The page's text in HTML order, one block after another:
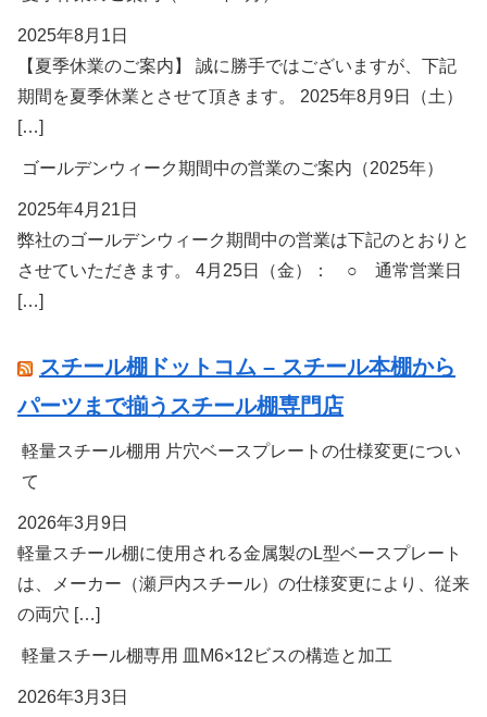
2025年8月1日
【夏季休業のご案内】 誠に勝手ではございますが、下記
期間を夏季休業とさせて頂きます。 2025年8月9日（土）
[…]
ゴールデンウィーク期間中の営業のご案内（2025年）
2025年4月21日
弊社のゴールデンウィーク期間中の営業は下記のとおりと
させていただきます。 4月25日（金）： ○ 通常営業日
[…]
スチール棚ドットコム – スチール本棚から
パーツまで揃うスチール棚専門店
軽量スチール棚用 片穴ベースプレートの仕様変更につい
て
2026年3月9日
軽量スチール棚に使用される金属製のL型ベースプレート
は、メーカー（瀬戸内スチール）の仕様変更により、従来
の両穴 […]
軽量スチール棚専用 皿M6×12ビスの構造と加工
2026年3月3日